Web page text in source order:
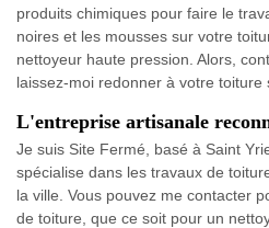
produits chimiques pour faire le
noires et les mousses sur votre
nettoyeur haute pression. Alors,
laissez-moi redonner à votre toiture
L'entreprise artisanale
Je suis Site Fermé, basé à Saint
spécialise dans les travaux de
la ville. Vous pouvez me contacter
de toiture, que ce soit pour un